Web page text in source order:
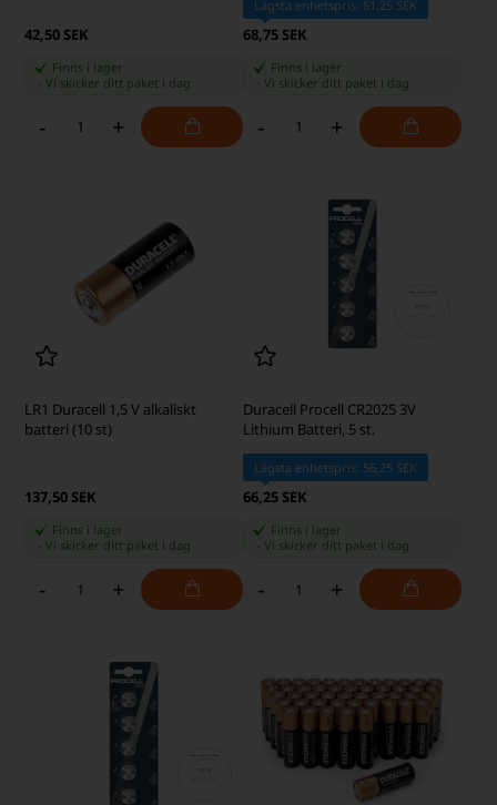
42,50 SEK
Finns i lager
-Vi skicker ditt paket i dag
- +
Lägsta enhetspris: 61,25 SEK
68,75 SEK
Finns i lager
Vi skicker ditt paket i dag
- +
LR1 Duracell 1,5 V alkaliskt
batteri (10 st)
137,50 SEK
Finns i lager
-Vi skicker ditt paket i dag
- +
Duracell Procell CR2025 3V
Lithium Batteri, 5 st.
Lägsta enhetspris: 56,25 SEK
66,25 SEK
Finns i lager
Vi skicker ditt paket i dag
- +